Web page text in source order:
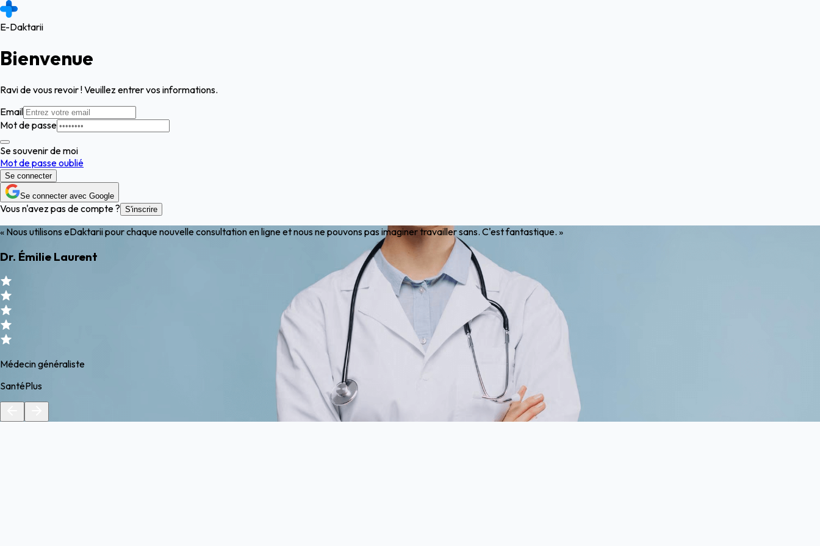
E-Daktarii
Bienvenue
Ravi de vous revoir ! Veuillez entrer vos informations.
Email
Mot de passe
Se souvenir de moi
Mot de passe oublié
Se connecter
Se connecter avec Google
Vous n'avez pas de compte ? S'inscrire
« Nous utilisons eDaktarii pour chaque nouvelle consultation en ligne et nous ne pouvons pas imaginer travailler sans. C'est fantastique. »
Dr. Émilie Laurent
Médecin généraliste
SantéPlus